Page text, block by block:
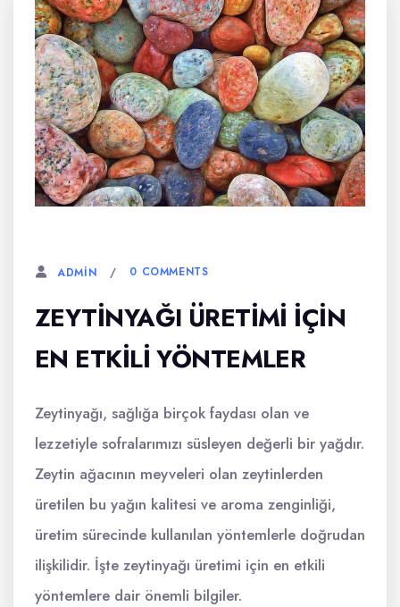
ADMIN 0 COMMENTS
ZEYTINYAĞI ÜRETIMI IÇIN
EN ETKILI YÖNTEMLER
Zeytinyağı, sağlığa birçok faydası olan ve
lezzetiyle sofralarımızı süsleyen değerli bir yağdır.
Zeytin ağacının meyveleri olan zeytinlerden
üretilen bu yağın kalitesi ve aroma zenginliği,
üretim sürecinde kullanılan yöntemlerle doğrudan
ilişkilidir. İşte zeytinyağı üretimi için en etkili
yöntemlere dair önemli bilgiler.